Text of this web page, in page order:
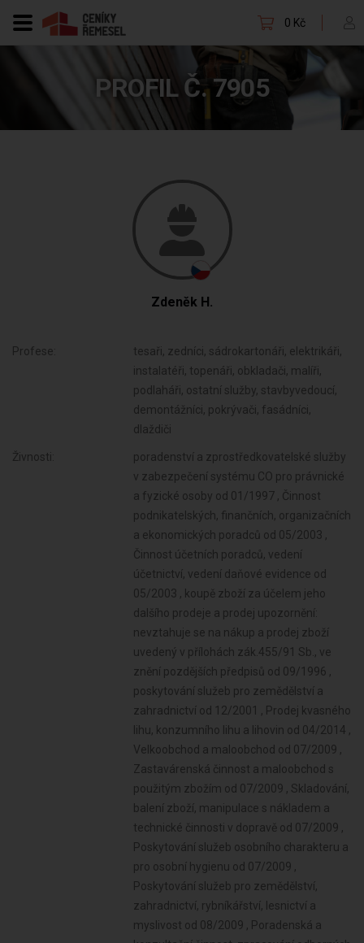
0 Kč
PROFIL Č. 7905
Zdeněk H.
Profese:
tesaři, zedníci, sádrokartonáři, elektrikáři,
instalatéři, topenáři, obkladači, malíři,
podlaháři, ostatní služby, stavbyvedoucí,
demontážníci, pokrývači, fasádníci,
dlaždiči
Živnosti:
poradenství a zprostředkovatelské služby
v zabezpečení systému CO pro právnické
a fyzické osoby od 01/1997 , Činnost
podnikatelských, finančních, organizačních
a ekonomických poradců od 05/2003 ,
Činnost účetních poradců, vedení
účetnictví, vedení daňové evidence od
05/2003 , koupě zboží za účelem jeho
dalšího prodeje a prodej upozornění:
nevztahuje se na nákup a prodej zboží
uvedený v přílohách zák.455/91 Sb., ve
znění pozdějších předpisů od 09/1996 ,
poskytování služeb pro zemědělství a
zahradnictví od 12/2001 , Prodej kvasného
lihu, konzumního lihu a lihovin od 04/2014 ,
Velkoobchod a maloobchod od 07/2009 ,
Zastavárenská činnost a maloobchod s
použitým zbožím od 07/2009 , Skladování,
balení zboží, manipulace s nákladem a
technické činnosti v dopravě od 07/2009 ,
Poskytování služeb osobního charakteru a
pro osobní hygienu od 07/2009 ,
Poskytování služeb pro zemědělství,
zahradnictví, rybníkářství, lesnictví a
myslivost od 08/2009 , Poradenská a